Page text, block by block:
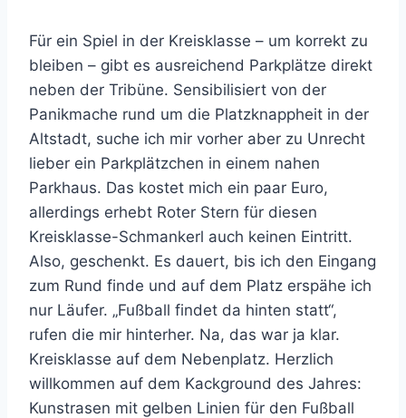
Für ein Spiel in der Kreisklasse – um korrekt zu
bleiben – gibt es ausreichend Parkplätze direkt
neben der Tribüne. Sensibilisiert von der
Panikmache rund um die Platzknappheit in der
Altstadt, suche ich mir vorher aber zu Unrecht
lieber ein Parkplätzchen in einem nahen
Parkhaus. Das kostet mich ein paar Euro,
allerdings erhebt Roter Stern für diesen
Kreisklasse-Schmankerl auch keinen Eintritt.
Also, geschenkt. Es dauert, bis ich den Eingang
zum Rund finde und auf dem Platz erspähe ich
nur Läufer. „Fußball findet da hinten statt“,
rufen die mir hinterher. Na, das war ja klar.
Kreisklasse auf dem Nebenplatz. Herzlich
willkommen auf dem Kackground des Jahres:
Kunstrasen mit gelben Linien für den Fußball